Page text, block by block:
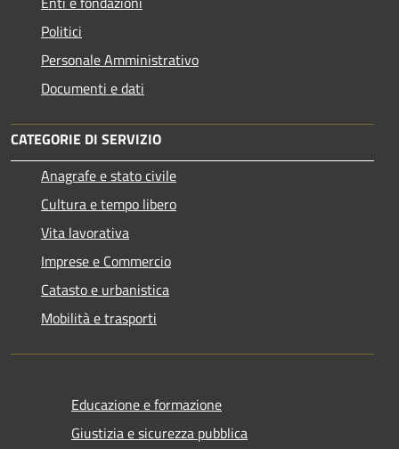
Politici
Personale Amministrativo
Documenti e dati
CATEGORIE DI SERVIZIO
Anagrafe e stato civile
Cultura e tempo libero
Vita lavorativa
Imprese e Commercio
Catasto e urbanistica
Mobilità e trasporti
Educazione e formazione
Giustizia e sicurezza pubblica